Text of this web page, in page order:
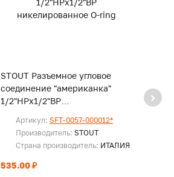
STOUT Разъемное угловое
соединение "американка"
1/2"НРx1/2"ВР
Артикул:SFT-0057-000012*
Производитель:STOUT
Страна производитель: ИТАЛИЯ
535.00 ₽
1/